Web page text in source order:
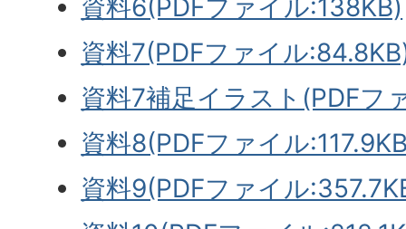
資料6(PDFファイル:138KB)
資料7(PDFファイル
資料7補足イラスト(PDFフ
資料8(PDFファイル
資料9(PDFファイル